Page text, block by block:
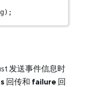
发送事件信息时
回传和 failure 回